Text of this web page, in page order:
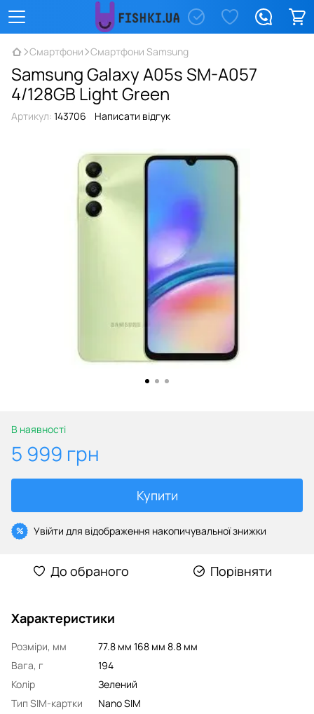
Смартфони Смартфони Samsung
Samsung Galaxy A05s SM-A057
4/128GB Light Green
Артикул: 143706 Написати відгук
В наявності
5 999 грн
Купити
% Увійти для відображення накопичувальної знижки
До обраного Порівняти
Характеристики
Розміри, мм
77.8 мм 168 мм 8.8 мм
Вага, г
194
Колір
Зелений
Тип SIM-картки
Nano SIM